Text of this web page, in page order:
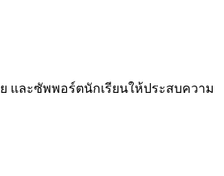
และซัพพอร์ตนักเรียนให้ประสบความ